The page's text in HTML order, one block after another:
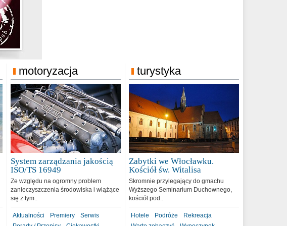
motoryzacja
System zarządzania jakością
ISO/TS 16949
Ze względu na ogromny problem
zanieczyszczenia środowiska i wiążące
się z tym..
Aktualności Premiery
Serwis
turystyka
Zabytki we Włocławku.
Kościół św. Witalisa
Skromnie przylegający do gmachu
Wyższego Seminarium Duchownego,
kościół pod..
Hotele Podróże
Rekreacja